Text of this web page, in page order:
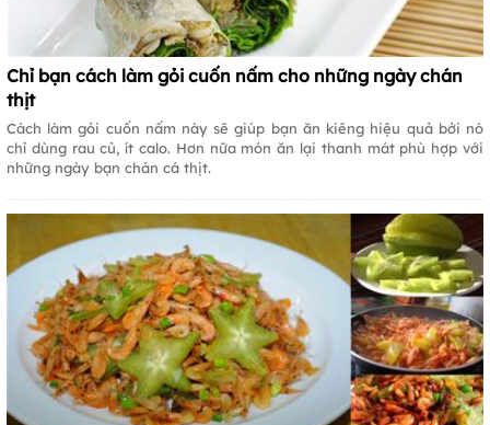
Chỉ bạn cách làm gỏi cuốn nấm cho những ngày chán
thịt
Cách làm gỏi cuốn nấm này sẽ giúp bạn ăn kiêng hiệu quả bởi nó
chỉ dùng rau củ, ít calo. Hơn nữa món ăn lại thanh mát phù hợp với
những ngày bạn chán cá thịt.